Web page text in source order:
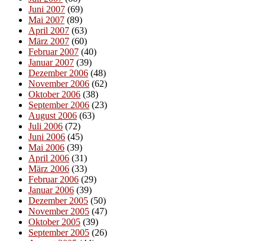
Juni 2007 (69)
Mai 2007 (89)
April 2007 (63)
März 2007 (60)
Februar 2007 (40)
Januar 2007 (39)
Dezember 2006 (48)
November 2006 (62)
Oktober 2006 (38)
September 2006 (23)
August 2006 (63)
Juli 2006 (72)
Juni 2006 (45)
Mai 2006 (39)
April 2006 (31)
März 2006 (33)
Februar 2006 (29)
Januar 2006 (39)
Dezember 2005 (50)
November 2005 (47)
Oktober 2005 (39)
September 2005 (26)